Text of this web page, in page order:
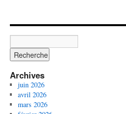
Archives
juin 2026
avril 2026
mars 2026